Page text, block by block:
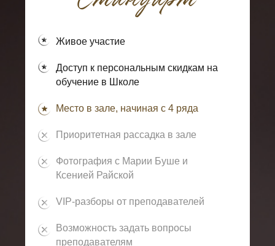
Живое участие
Доступ к персональным скидкам на
обучение в Школе
Приоритетная рассадка в зале
Фотография с Марии Буше и
Ксенией Райской
Возможность задать вопросы
преподавателям
Место в зале, начиная с 4 ряда
VIP-разборы от преподавателей